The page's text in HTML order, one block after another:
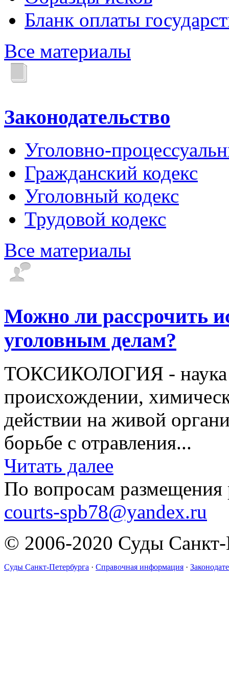
Бланк оплаты
Все материалы
Законодательство
Уголовно-
Гражданский кодекс
Уголовный кодекс
Трудовой кодекс
Все материалы
Можно ли рассрочить
уголовным делам?
ТОКСИКОЛОГИЯ - наука
происхождении,
действии на живой
борьбе с отравления...
Читать далее
По вопросам размещения
courts-spb78@yandex.ru
© 2006-2020 Суды Санкт-
Суды Санкт-Петербурга · Справочная информация ·